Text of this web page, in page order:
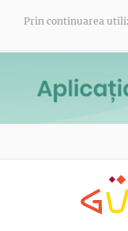
Prin continuarea